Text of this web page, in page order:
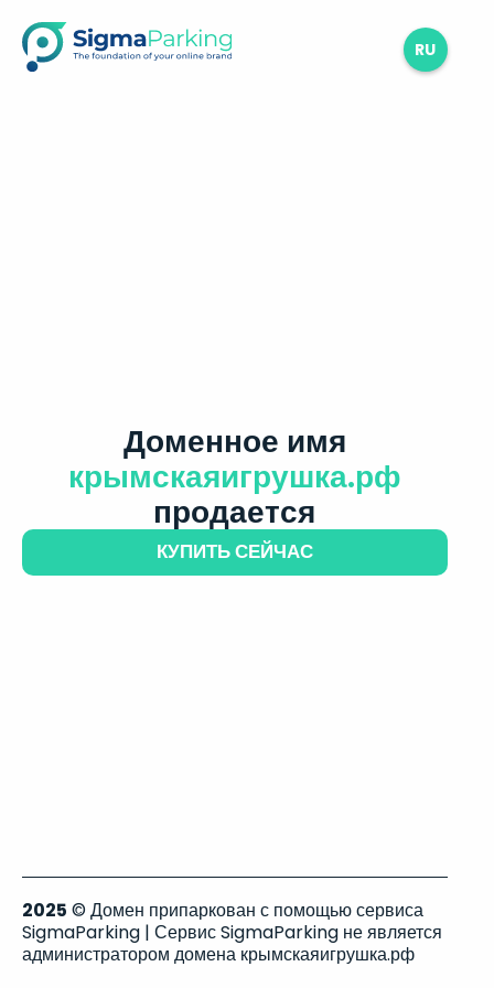
RU
Доменное имя
крымскаяигрушка.рф
продается
КУПИТЬ СЕЙЧАС
2025 © Домен припаркован с помощью сервиса
SigmaParking | Сервис SigmaParking не является
администратором домена крымскаяигрушка.рф